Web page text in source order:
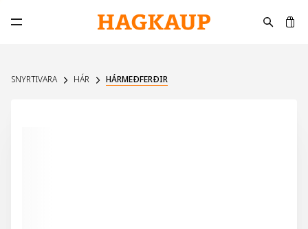
Opna aðalvalmynd
SNYRTIVARA HÁR HÁRMEÐFERÐIR